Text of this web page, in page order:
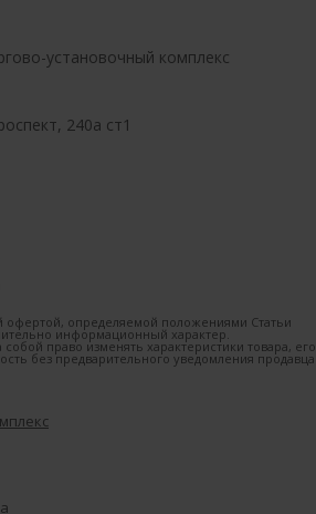
установочный комплекс
240а ст1
офертой, определяемой положениями Статьи
информационный характер.
собой право изменять характеристики товара, его
без предварительного уведомления